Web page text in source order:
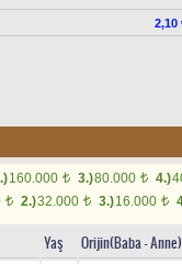
2,10
160.000 t 3.)80.000 t 4.)
t 2.)32.000 t 3.)16.000 t
Yaş Orijin(Baba - Anne)